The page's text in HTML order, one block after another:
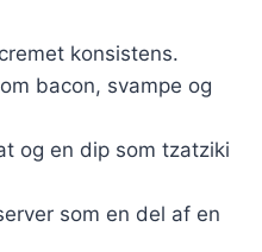
konsistens.
bacon, svampe og
og en dip som tzatziki
som en del af en